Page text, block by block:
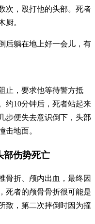
次，殴打他的头部。死者
厨。
后躺在地上好一会儿，有
止，要求他等待警方抵
约10分钟后，死者站起来
步便失去意识倒下，头部
击地面。
部伤势死亡
骨折、颅内出血，最终因
死者的颅骨骨折很可能是
致，第二次摔倒时因为撞